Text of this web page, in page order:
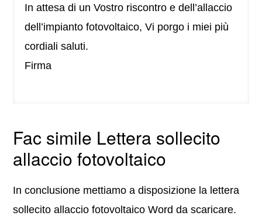
In attesa di un Vostro riscontro e dell’allaccio
dell’impianto fotovoltaico, Vi porgo i miei più
cordiali saluti.
Firma
Fac simile Lettera sollecito
allaccio fotovoltaico
In conclusione mettiamo a disposizione la lettera
sollecito allaccio fotovoltaico Word da scaricare.